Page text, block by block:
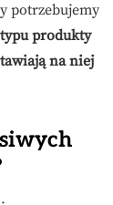
potrzebujemy
produkty
na niej